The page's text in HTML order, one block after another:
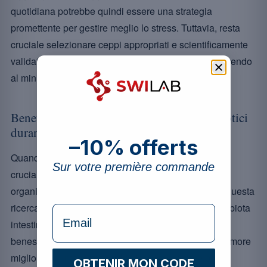
quotidiana potrebbe quindi essere una strategia
promettente per gestire meglio lo stress. Tuttavia, resta
cruciale selezionare ceppi appropriati e scientificamente
validati per massimizzarne i potenziali benefici riducendo
al minimo i rischi legati al loro uso.
Benefici e precauzioni di una cura di probiotici
durante lo stress
Quando lo stress sembra prendere il sopravvento, è
cruciale cercare soluzioni naturali per lenire il nostro
organismo. I probiotici si rivelano alleati preziosi in questa
ricerca, grazie alla loro capacità di arricchire il microbiota
intestinale, il vero direttore d’orchestra del nostro
benessere generale. Dal sollievo dallo stress a un umore
migliore, gli integratori probiotici sono sempre più
–10% offerts
Sur votre première commande
formulaire Email
OBTENIR MON CODE